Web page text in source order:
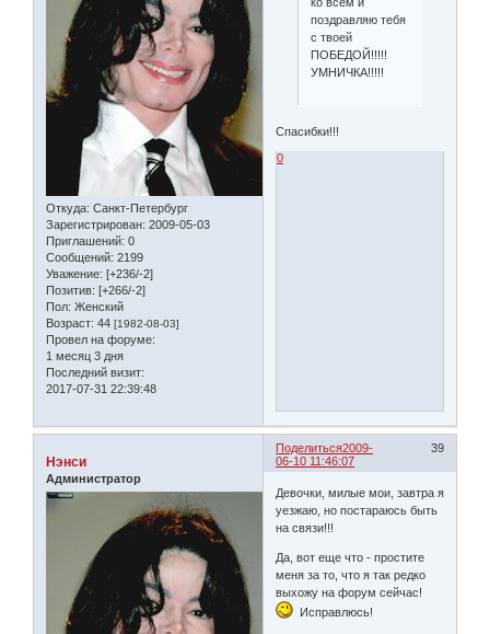
Откуда: Санкт-Петербург
Зарегистрирован: 2009-05-03
Приглашений: 0
Сообщений: 2199
Уважение: [+236/-2]
Позитив: [+266/-2]
Пол: Женский
Возраст: 44 [1982-08-03]
Провел на форуме:
1 месяц 3 дня
Последний визит:
2017-07-31 22:39:48
поздравляю тебя
с твоей
ПОБЕДОЙ!!!!!
УМНИЧКА!!!!!
Спасибки!!!
0
Поделиться 39
2009-
06-10 11:46:07
Нэнси
Администратор
Девочки, милые мои, завтра я
уезжаю, но постараюсь быть
на связи!!!
Да, вот еще что - простите
меня за то, что я так редко
выхожу на форум сейчас!
Исправлюсь!